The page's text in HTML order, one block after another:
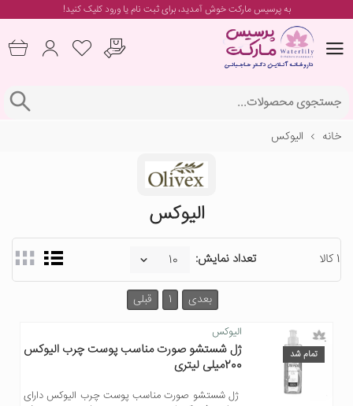
به پرسیس مارکت خوش آمدید، برایثبت نام یا ورودکلیک کنید!
خانه الیوکس
الیوکس
1 کالا تعداد نمایش:
قبلی 1 بعدی
تمام شد
الیوکس
ژل شستشو صورت مناسب پوست چرب الیوکس
200میلی لیتری
ژل شستشو صورت مناسب پوست چرب الیوکس دارای